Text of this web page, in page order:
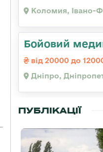
Коломия, Івано-
Бойовий
від 20000 до
Дніпро,
ПУБЛІКАЦІЇ